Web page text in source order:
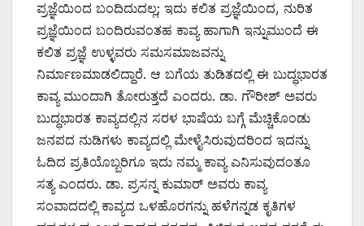
ಪ್ರಜ್ಞೆಯಿಂದ ಬಂದಿದುದಲ್ಲ; ಇದು ಕಲಿತ ಪ್ರಜ್ಞೆಯಿಂದ, ನುರಿತ
ಪ್ರಜ್ಞೆಯಿಂದ ಬಂದಿರುವಂತಹ ಕಾವ್ಯ ಹಾಗಾಗಿ ಇನ್ನುಮುಂದೆ ಈ
ಕಲಿತ ಪ್ರಜ್ಞೆ ಉಳ್ಳವರು ಸಮಸಮಾಜವನ್ನು
ನಿರ್ಮಾಣಮಾಡಲಿದ್ದಾರೆ. ಆ ಬಗೆಯ ತುಡಿತದಲ್ಲಿ ಈ ಬುದ್ಧಭಾರತ
ಕಾವ್ಯ ಮುಂದಾಗಿ ತೋರುತ್ತದೆ ಎಂದರು. ಡಾ. ಗೌರೀಶ್ ಅವರು
ಬುದ್ಧಭಾರತ ಕಾವ್ಯದಲ್ಲಿನ ಸರಳ ಭಾಷೆಯ ಬಗ್ಗೆ ಮೆಚ್ಚಿಕೊಂಡು
ಜನಪದ ನುಡಿಗಳು ಕಾವ್ಯದಲ್ಲಿ ಮೇಳೈಸಿರುವುದರಿಂದ ಇದನ್ನು
ಓದಿದ ಪ್ರತಿಯೊಬ್ಬರಿಗೂ ಇದು ನಮ್ಮ ಕಾವ್ಯ ಎನಿಸುವುದಂತೂ
ಸತ್ಯ ಎಂದರು. ಡಾ. ಪ್ರಸನ್ನ ಕುಮಾರ್ ಅವರು ಕಾವ್ಯ
ಸಂವಾದದಲ್ಲಿ ಕಾವ್ಯದ ಒಳಹೊರಗನ್ನು ಹಳೆಗನ್ನಡ ಕೃತಿಗಳ